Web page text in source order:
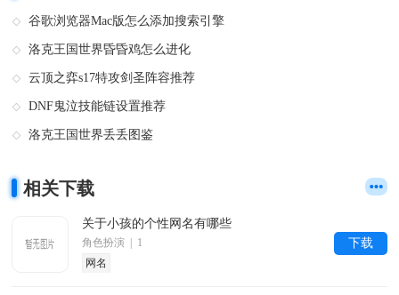
谷歌浏览器Mac版怎么添加搜索引擎
洛克王国世界昏昏鸡怎么进化
云顶之弈s17特攻剑圣阵容推荐
DNF鬼泣技能链设置推荐
洛克王国世界丢丢图鉴
相关下载
关于小孩的个性网名有哪些
角色扮演 | 1
网名
下载